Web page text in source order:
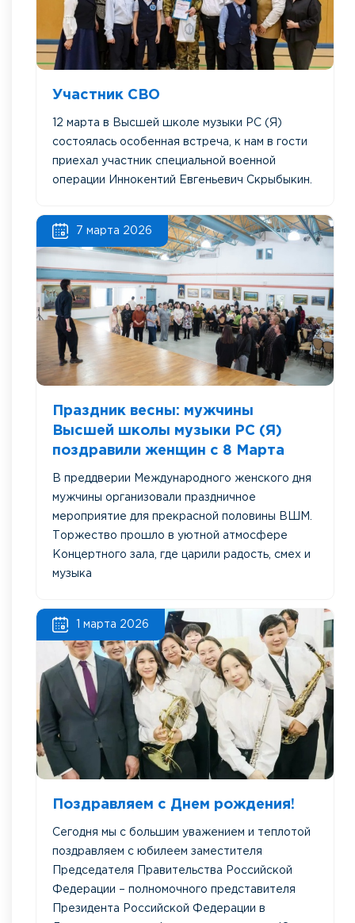
Участник СВО
12 марта в Высшей школе музыки РС (Я)
состоялась особенная встреча, к нам в гости
приехал участник специальной военной
операции Иннокентий Евгеньевич Скрыбыкин.
7 марта 2026
Праздник весны: мужчины
Высшей школы музыки РС (Я)
поздравили женщин с 8 Марта
В преддверии Международного женского дня
мужчины организовали праздничное
мероприятие для прекрасной половины ВШМ.
Торжество прошло в уютной атмосфере
Концертного зала, где царили радость, смех и
музыка
1 марта 2026
Поздравляем с Днем рождения!
Сегодня мы с большим уважением и теплотой
поздравляем с юбилеем заместителя
Председателя Правительства Российской
Федерации – полномочного представителя
Президента Российской Федерации в